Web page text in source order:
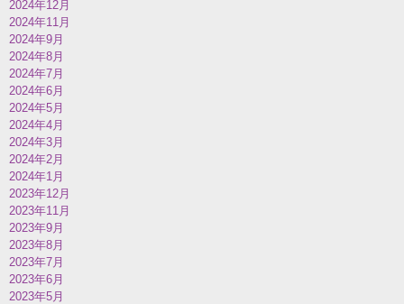
2024年12月
2024年11月
2024年9月
2024年8月
2024年7月
2024年6月
2024年5月
2024年4月
2024年3月
2024年2月
2024年1月
2023年12月
2023年11月
2023年9月
2023年8月
2023年7月
2023年6月
2023年5月